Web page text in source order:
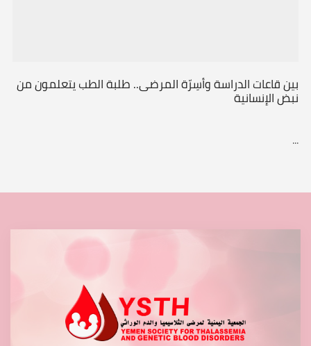
بين قاعات الدراسة وأسِرّة المرضى.. طلبة الطب يتعلمون من
نبض الإنسانية
...